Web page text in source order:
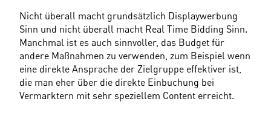
Nicht überall macht grundsätzlich Displaywerbung
Sinn und nicht überall macht Real Time Bidding Sinn.
Manchmal ist es auch sinnvoller, das Budget für
andere Maßnahmen zu verwenden, zum Beispiel wenn
eine direkte Ansprache der Zielgruppe effektiver ist,
die man eher über die direkte Einbuchung bei
Vermarktern mit sehr speziellem Content erreicht.